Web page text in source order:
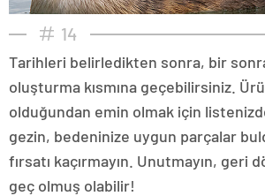
14
Tarihleri belirledikten sonra, bir
oluşturma kısmına geçebilirsiniz.
olduğundan emin olmak için
gezin, bedeninize uygun parçalar
fırsatı kaçırmayın. Unutmayın, geri
geç olmuş olabilir!